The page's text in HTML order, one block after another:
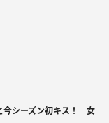
今シーズン初キス！ 女